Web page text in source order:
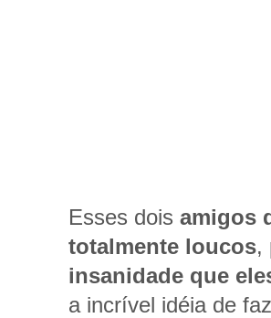
Esses dois amigos
totalmente loucos,
insanidade que
a incrível idéia de